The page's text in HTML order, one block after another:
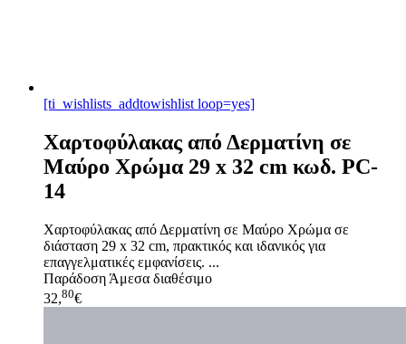
[ti_wishlists_addtowishlist loop=yes]
Χαρτοφύλακας από Δερματίνη σε
Μαύρο Χρώμα 29 x 32 cm κωδ. PC-
14
Χαρτοφύλακας από Δερματίνη σε Μαύρο Χρώμα σε
διάσταση 29 x 32 cm, πρακτικός και ιδανικός για
επαγγελματικές εμφανίσεις. ...
Παράδοση Άμεσα διαθέσιμο
32,80€